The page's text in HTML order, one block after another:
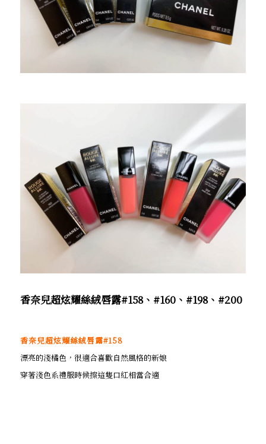
香奈兒超炫耀絲絨唇露#158、#160、#198、#200
香奈兒超炫耀絲絨唇露#158
漂亮的淺橘色，很適合喜歡自然風格的新娘
穿著淺色系禮服時候擦這隻口紅相當合適